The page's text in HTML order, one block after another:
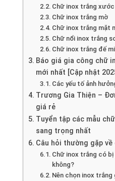
Chữ inox trắng xước
Chữ inox trắng mờ
Chữ inox trắng mặt
Chữ nổi inox trắng
Chữ inox trắng đế
Báo giá gia công chữ
mới nhất [Cập nhật
Các yếu tố ảnh
Trương Gia Thiện –
giá rẻ
Tuyển tập các mẫu
sang trọng nhất
Câu hỏi thường gặp
Chữ inox trắng có
không?
Nên chọn inox